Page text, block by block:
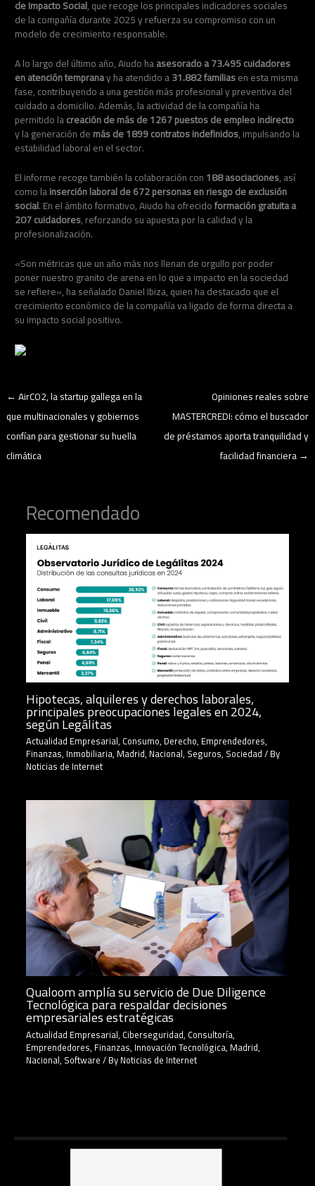
de Impacto Social, que recoge los principales indicadores sociales
de la compañía durante 2025 y refuerza su compromiso con un
modelo de crecimiento responsable.
A lo largo del último año, Aiudo haasesorado a 73.495 cuidadores
en atención tempranay ha atendido a31.882 familiasen esta misma
fase, contribuyendo a una gestión más profesional y preventiva del
cuidado a domicilio. Además, la actividad de la compañía ha
permitido lacreación de más de 1267 puestos de empleo indirecto
y la generación demás de 1899 contratos indefinidos, impulsando la
estabilidad laboral en el sector.
El informe recoge también la colaboración con188 asociaciones, así
como lainserción laboral de 672 personas en riesgo de exclusión
social. En el ámbito formativo, Aiudo ha ofrecidoformación gratuita a
207 cuidadores, reforzando su apuesta por la calidad y la
profesionalización.
«Son métricas que un año más nos llenan de orgullo por poder
poner nuestro granito de arena en lo que a impacto en la sociedad
se refiere», ha señalado Daniel Ibiza, quien ha destacado que el
crecimiento económico de la compañía va ligado de forma directa a
su impacto social positivo.
←AirCO2, la startup gallega en la
que multinacionales y gobiernos
confían para gestionar su huella
climática
Opiniones reales sobre
MASTERCREDI: cómo el buscador
de préstamos aporta tranquilidad y
facilidad financiera→
Recomendado
Hipotecas, alquileres y derechos laborales,
principales preocupaciones legales en 2024,
según Legálitas
Actualidad Empresarial, Consumo, Derecho, Emprendedores,
Finanzas, Inmobiliaria, Madrid, Nacional, Seguros, Sociedad/ By
Noticias de Internet
Qualoom amplía su servicio de Due Diligence
Tecnológica para respaldar decisiones
empresariales estratégicas
Actualidad Empresarial, Ciberseguridad, Consultoría,
Emprendedores, Finanzas, Innovación Tecnológica, Madrid,
Nacional, Software/ ByNoticias de Internet